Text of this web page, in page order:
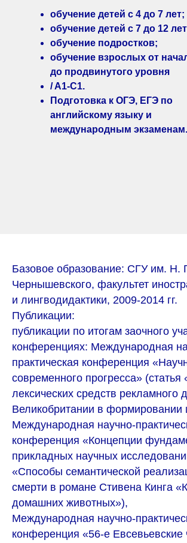
обучение детей c 4 до 7 лет;
обучение детей с 7 до 12
обучение подростков;
обучение взрослых от
до продвинутого уровня
/ A1-C1.
Подготовка к ОГЭ, ЕГЭ по
английскому языку и
международным экзаменам.
Базовое образование: СГУ им. Н.
Чернышевского, факультет
и лингводидактики, 2009-2014 гг.
Публикации:
публикации по итогам заочного
конференциях: Международная
практическая конференция
современного прогресса» (статья
лексических средств рекламного
Великобритании в формировании
Международная научно-
конференция «Концепции
прикладных научных
«Способы семантической
смерти в романе Стивена Кинга
домашних животных»),
Международная научно-
конференция «56-е Евсевьевские